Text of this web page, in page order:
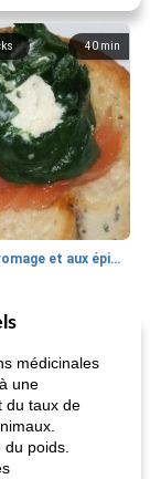
40 min
roulade au fromage et aux épinards
médicinales
une
du taux de
poids.